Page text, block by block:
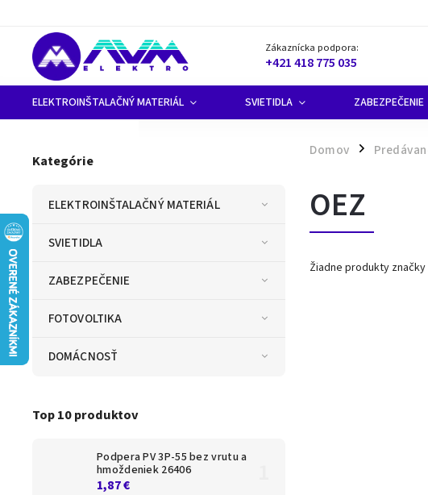
Zákaznícka podpora:
+421 418 775 035
ELEKTROINŠTALAČNÝ MATERIÁL SVIETIDLA ZABEZPEČENIE
Domov /
Kategórie
ELEKTROINŠTALAČNÝ MATERIÁL
SVIETIDLA
ZABEZPEČENIE
FOTOVOLTIKA
DOMÁCNOSŤ
Top 10 produktov
Podpera PV 3P-55 bez vrutu a
hmoždeniek 26406
1,87 €
OEZ
Žiadne produkty značky